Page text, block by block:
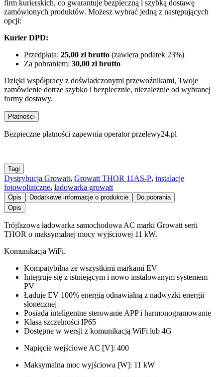
firm kurierskich, co gwarantuje bezpieczną i szybką dostawę
zamówionych produktów. Możesz wybrać jedną z następujących
opcji:
Kurier DPD:
Przedpłata: 25,00 zł brutto (zawiera podatek 23%)
Za pobraniem: 30,00 zł brutto
Dzięki współpracy z doświadczonymi przewoźnikami, Twoje
zamówienie dotrze szybko i bezpiecznie, niezależnie od wybranej
formy dostawy.
Płatności
Bezpieczne płatności zapewnia operator przelewy24.pl
Tagi
Dystrybucja Growatt, Growatt THOR 11AS-P, instalacje
fotowoltaiczne, ładowarka growatt
Opis Dodatkowe informacje o produkcie
Do pobrania
Opis
Trójfazowa ładowarka samochodowa AC marki Growatt serii
THOR o maksymalnej mocy wyjściowej 11 kW.
Komunikacja WiFi.
Kompatybilna ze wszystkimi markami EV
Integruje się z istniejącym i nowo instalowanym systemem
PV
Ładuje EV 100% energią odnawialną z nadwyżki energii
słonecznej
Posiada inteligentne sterowanie APP i harmonogramowanie
Klasa szczelności IP65
Dostępne w wersji z komunikacją WiFi lub 4G
Napięcie wejściowe AC [V]: 400
Maksymalna moc wyjściowa [W]: 11 kW